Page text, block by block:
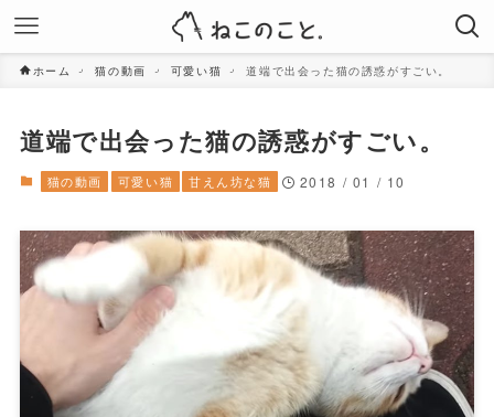
ホーム 猫の動画 可愛い猫 道端で出会った猫の誘惑がすごい。
道端で出会った猫の誘惑がすごい。
猫の動画 可愛い猫 甘えん坊な猫 2018 / 01 / 10